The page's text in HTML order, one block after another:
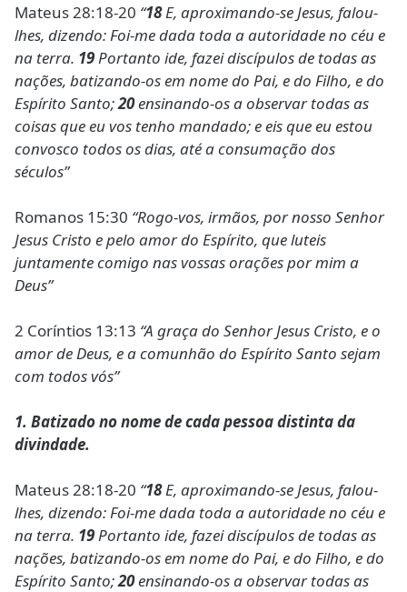
Mateus 28:18-20 “18E, aproximando-se Jesus, falou-
lhes, dizendo: Foi-me dada toda a autoridade no céu e
na terra. 19 Portanto ide, fazei discípulos de todas as
nações, batizando-os em nome do Pai, e do Filho, e do
Espírito Santo;20ensinando-os a observar todas as
coisas que eu vos tenho mandado; e eis que eu estou
convosco todos os dias, até a consumação dos
séculos”
Romanos 15:30 “Rogo-vos, irmãos, por nosso Senhor
Jesus Cristo e pelo amor do Espírito, que luteis
juntamente comigo nas vossas orações por mim a
Deus”
2 Coríntios 13:13 “A graça do Senhor Jesus Cristo, e o
amor de Deus, e a comunhão do Espírito Santo sejam
com todos vós”
1. Batizado no nome de cada pessoa distinta da
divindade.
Mateus 28:18-20 “18E, aproximando-se Jesus, falou-
lhes, dizendo: Foi-me dada toda a autoridade no céu e
na terra. 19 Portanto ide, fazei discípulos de todas as
nações, batizando-os em nome do Pai, e do Filho, e do
Espírito Santo;20ensinando-os a observar todas as